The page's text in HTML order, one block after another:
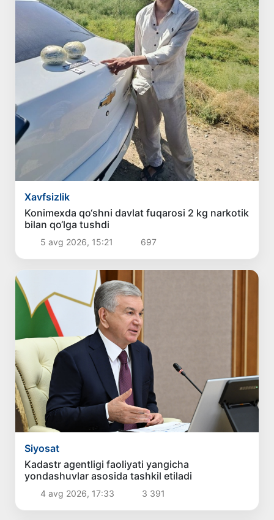
Xavfsizlik
Konimexda qo‘shni davlat fuqarosi 2 kg narkotik
bilan qo‘lga tushdi
5 avg 2026, 15:21 697
Siyosat
Kadastr agentligi faoliyati yangicha
yondashuvlar asosida tashkil etiladi
4 avg 2026, 17:33 3 391